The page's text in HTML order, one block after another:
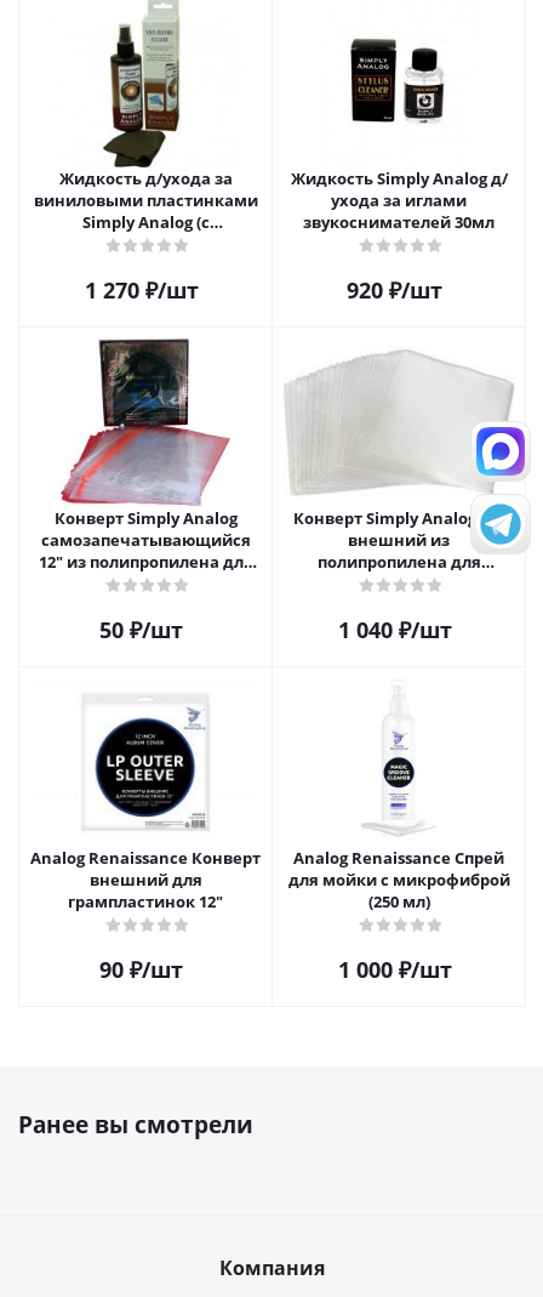
Жидкость д/ухода за
виниловыми пластинками
Simply Analog (с
распылителем, 200 мл) и
1 270₽/шт
Жидкость Simply Analog д/
ухода за иглами
звукоснимателей 30мл
920 ₽/шт
Конверт Simply Analog
самозапечатывающийся
12" из полипропилена для
пластинок
50 ₽/шт
Конверт Simply Analog 12"
внешний из
полипропилена для
пластинок (25шт)
1 040₽/шт
Analog Renaissance Конверт
внешний для
грампластинок 12"
90 ₽/шт
Analog Renaissance Спрей
для мойки с микрофиброй
(250 мл)
1 000₽/шт
Ранее вы смотрели
Компания